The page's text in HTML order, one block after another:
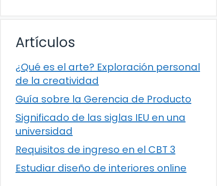
Artículos
¿Qué es el arte? Exploración personal
de la creatividad
Guía sobre la Gerencia de Producto
Significado de las siglas IEU en una
universidad
Requisitos de ingreso en el CBT 3
Estudiar diseño de interiores online